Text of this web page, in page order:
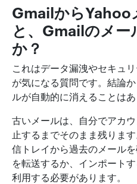
GmailからYahoo
と、Gmailのメ
か？
これはデータ漏洩やセキュ
が気になる質問です。結論
ルが自動的に消えることはあ
古いメールは、自分でアカ
止するまでそのまま残りま
信トレイから過去のメール
を転送するか、インポート
利用する必要があります。